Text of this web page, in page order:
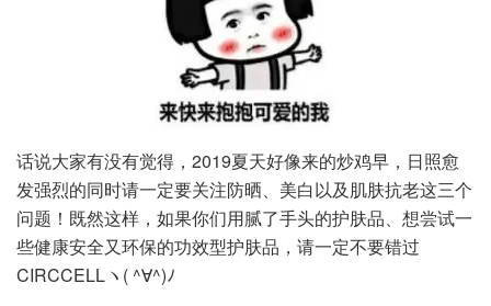
话说大家有没有觉得，2019夏天好像来的炒鸡早，日照愈
发强烈的同时请一定要关注防晒、美白以及肌肤抗老这三个
问题！既然这样，如果你们用腻了手头的护肤品、想尝试一
些健康安全又环保的功效型护肤品，请一定不要错过
CIRCCELLヽ( ^∀^)ﾉ